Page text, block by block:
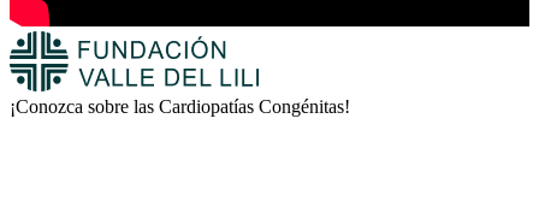
¡Conozca sobre las Cardiopatías Congénitas!